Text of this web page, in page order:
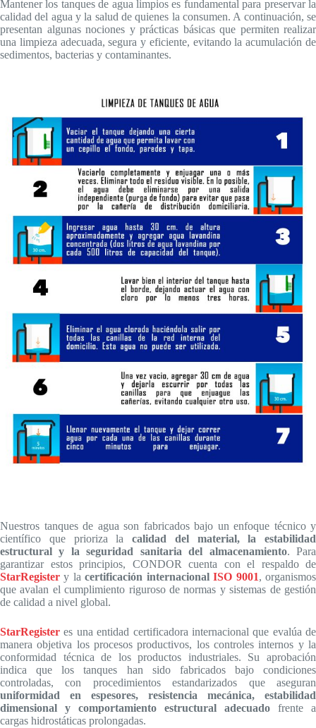
Mantener los tanques de agua limpios es fundamental para preservar la
calidad del agua y la salud de quienes la consumen. A continuación, se
presentan algunas nociones y prácticas básicas que permiten realizar
una limpieza adecuada, segura y eficiente, evitando la acumulación de
sedimentos, bacterias y contaminantes.
Nuestros tanques de agua son fabricados bajo un enfoque técnico y
científico que prioriza la calidad del material, la estabilidad
estructural y la seguridad sanitaria del almacenamiento. Para
garantizar estos principios, CONDOR cuenta con el respaldo de
StarRegister y lacertificación internacionalISO 9001, organismos
que avalan el cumplimiento riguroso de normas y sistemas de gestión
de calidad a nivel global.
StarRegister es una entidad certificadora internacional que evalúa de
manera objetiva los procesos productivos, los controles internos y la
conformidad técnica de los productos industriales. Su aprobación
indica que los tanques han sido fabricados bajo condiciones
controladas, con procedimientos estandarizados que aseguran
uniformidad en espesores, resistencia mecánica, estabilidad
dimensional y comportamiento estructural adecuado frente a
cargas hidrostáticas prolongadas.